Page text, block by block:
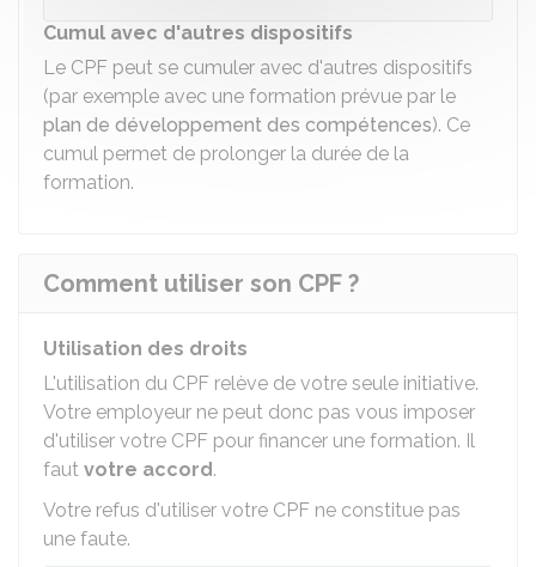
Cumul avec d'autres dispositifs
Le CPF peut se cumuler avec d'autres dispositifs
(par exemple avec une formation prévue par le
plan de développement des compétences). Ce
cumul permet de prolonger la durée de la
formation.
Comment utiliser son CPF ?
Utilisation des droits
L'utilisation du CPF relève de votre seule initiative.
Votre employeur ne peut donc pas vous imposer
d'utiliser votre CPF pour financer une formation. Il
faut votre accord.
Votre refus d'utiliser votre CPF ne constitue pas
une faute.